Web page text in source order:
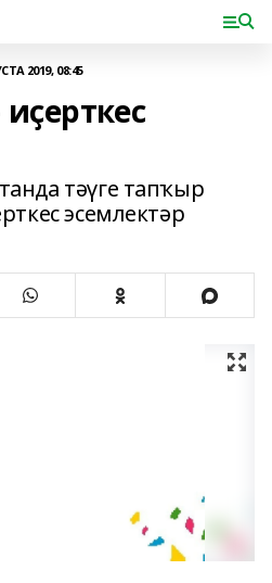
2019, 08:45
тәүге тапҡыр
эсемлектәр